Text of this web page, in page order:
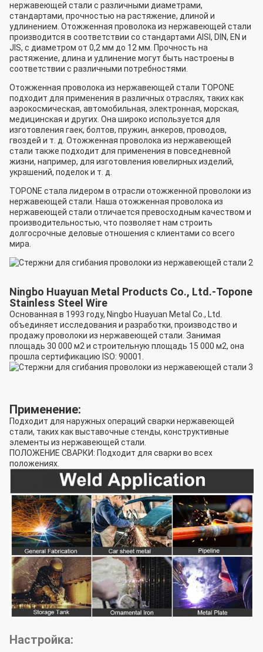
нержавеющей стали с различными диаметрами,
стандартами, прочностью на растяжение, длиной и
удлинением. Отожженная проволока из нержавеющей стали
производится в соответствии со стандартами AISI, DIN, EN и
JIS, с диаметром от 0,2 мм до 12 мм. Прочность на
растяжение, длина и удлинение могут быть настроены в
соответствии с различными потребностями.
Отожженная проволока из нержавеющей стали TOPONE
подходит для применения в различных отраслях, таких как
аэрокосмическая, автомобильная, электронная, морская,
медицинская и других. Она широко используется для
изготовления гаек, болтов, пружин, анкеров, проводов,
гвоздей и т. д. Отожженная проволока из нержавеющей
стали также подходит для применения в повседневной
жизни, например, для изготовления ювелирных изделий,
украшений, поделок и т. д.
TOPONE стала лидером в отрасли отожженной проволоки из
нержавеющей стали. Наша отожженная проволока из
нержавеющей стали отличается превосходным качеством и
производительностью, что позволяет нам строить
долгосрочные деловые отношения с клиентами со всего
мира.
Ningbo Huayuan Metal Products Co., Ltd.-Topone
Stainless Steel Wire
Основанная в 1993 году, Ningbo Huayuan Metal Co., Ltd.
объединяет исследования и разработки, производство и
продажу проволоки из нержавеющей стали. Занимая
площадь 30 000 м2 и строительную площадь 15 000 м2, она
прошла сертификацию ISO: 90001.
Применение:
Подходит для наружных операций сварки нержавеющей
стали, таких как выставочные стенды, конструктивные
элементы из нержавеющей стали.
ПОЛОЖЕНИЕ СВАРКИ: Подходит для сварки во всех
положениях.
Настройка: